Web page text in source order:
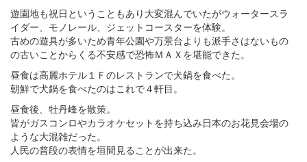
遊園地も祝日ということもあり大変混んでいたがウォータースラ
イダー、モノレール、ジェットコースターを体験。
古めの遊具が多いため青年公園や万景台よりも派手さはないもの
の古いことからくる不安感で恐怖ＭＡＸを堪能できた。
昼食は高麗ホテル１Ｆのレストランで犬鍋を食べた。
朝鮮で犬鍋を食べたのはこれで４軒目。
昼食後、牡丹峰を散策。
皆がガスコンロやカラオケセットを持ち込み日本のお花見会場の
ような大混雑だった。
人民の普段の表情を垣間見ることが出来た。